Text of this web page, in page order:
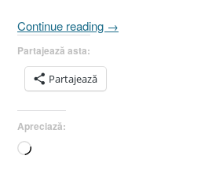
Continue reading „Opriţi-
ştiţi
→
Partajează asta:
Partajează
Apreciază:
Încarc...